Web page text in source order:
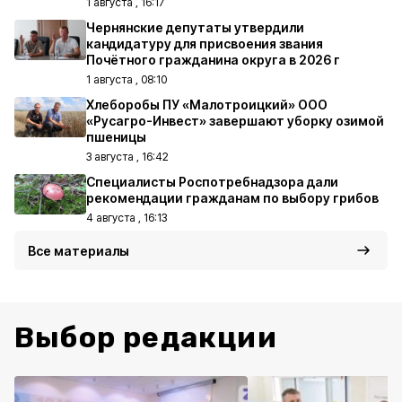
Чернянские депутаты утвердили
кандидатуру для присвоения звания
Почётного гражданина округа в 2026 г
1 августа , 08:10
Хлеборобы ПУ «Малотроицкий» ООО
«Русагро-Инвест» завершают уборку озимой
пшеницы
3 августа , 16:42
Специалисты Роспотребнадзора дали
рекомендации гражданам по выбору грибов
4 августа , 16:13
Все материалы
Выбор редакции